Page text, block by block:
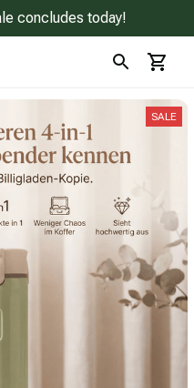
concludes today!
SALE